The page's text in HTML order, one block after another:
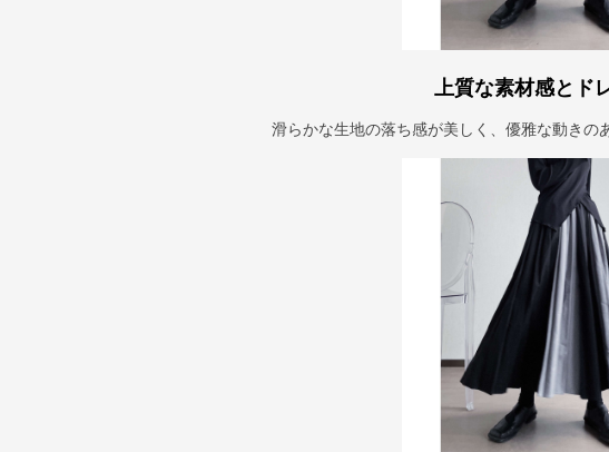
上質な素材感とド
滑らかな生地の落ち感が美しく、優雅な動きの